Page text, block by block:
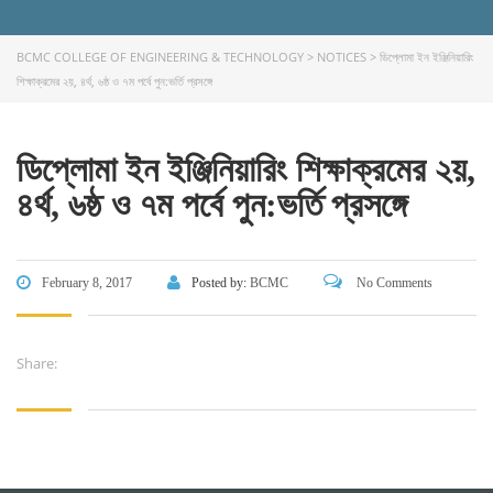
BCMC COLLEGE OF ENGINEERING & TECHNOLOGY > NOTICES > ডিপ্লোমা ইন ইঞ্জিনিয়ারিং
শিক্ষাক্রমের ২য়, ৪র্থ, ৬ষ্ঠ ও ৭ম পর্বে পুন:ভর্তি প্রসঙ্গে
ডিপ্লোমা ইন ইঞ্জিনিয়ারিং শিক্ষাক্রমের ২য়,
৪র্থ, ৬ষ্ঠ ও ৭ম পর্বে পুন:ভর্তি প্রসঙ্গে
February 8, 2017 Posted by: BCMC No Comments
Share:
Dhaka Road, Barandi BCMC
College Para, Jessore-7400,
+88-01711-844881, +88-01711-
844882, +88-01711-067687, +88-
01712-910255, +88-01752-
+880-24777-64103, 68104